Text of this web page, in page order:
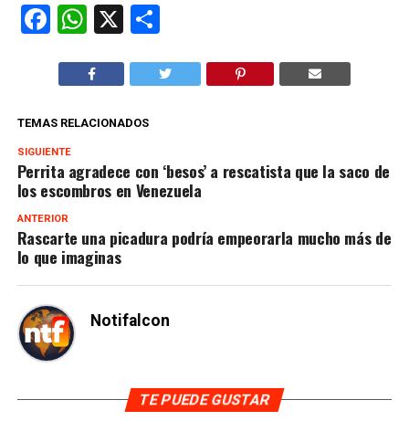
Facebook
WhatsApp
X Compartir
TEMAS RELACIONADOS
SIGUIENTE
Perrita agradece con ‘besos’ a rescatista que la saco de
los escombros en Venezuela
ANTERIOR
Rascarte una picadura podría empeorarla mucho más de
lo que imaginas
Notifalcon
TE PUEDE GUSTAR